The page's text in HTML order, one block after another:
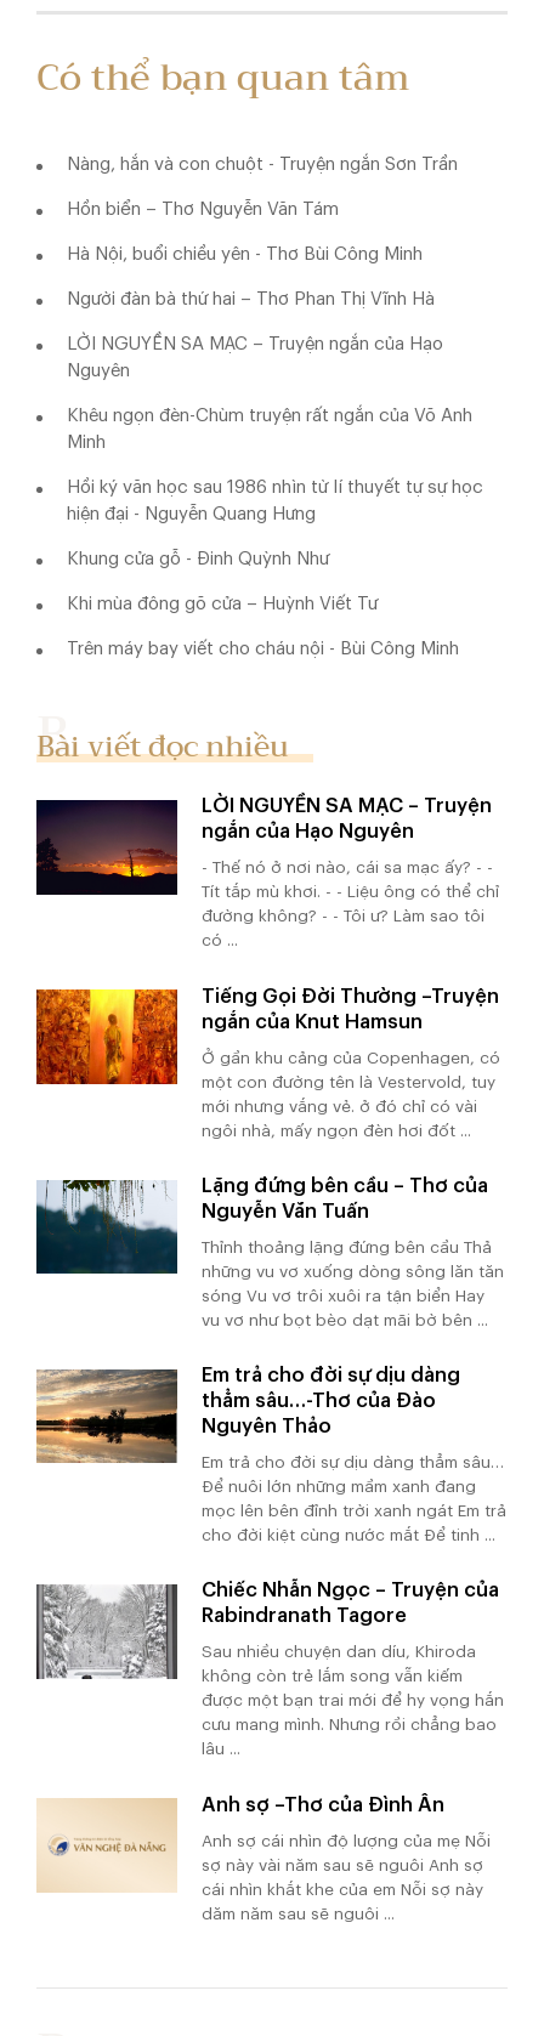
Có thể bạn quan tâm
Nàng, hắn và con chuột - Truyện ngắn Sơn Trần
Hồn biển – Thơ Nguyễn Văn Tám
Hà Nội, buổi chiều yên - Thơ Bùi Công Minh
Người đàn bà thứ hai – Thơ Phan Thị Vĩnh Hà
LỜI NGUYỀN SA MẠC – Truyện ngắn của Hạo
Nguyên
Khêu ngọn đèn-Chùm truyện rất ngắn của Võ Anh
Minh
Hồi ký văn học sau 1986 nhìn từ lí thuyết tự sự học
hiện đại - Nguyễn Quang Hưng
Khung cửa gỗ - Đinh Quỳnh Như
Khi mùa đông gõ cửa – Huỳnh Viết Tư
Trên máy bay viết cho cháu nội - Bùi Công Minh
Bài viết đọc nhiều
LỜI NGUYỀN SA MẠC – Truyện
ngắn của Hạo Nguyên
- Thế nó ở nơi nào, cái sa mạc ấy? - -
Tít tắp mù khơi. - - Liệu ông có thể chỉ
đường không? - - Tôi ư? Làm sao tôi
có ...
Tiếng Gọi Đời Thường –Truyện
ngắn của Knut Hamsun
Ở gần khu cảng của Copenhagen, có
một con đường tên là Vestervold, tuy
mới nhưng vắng vẻ. ở đó chỉ có vài
ngôi nhà, mấy ngọn đèn hơi đốt ...
Lặng đứng bên cầu – Thơ của
Nguyễn Văn Tuấn
Thỉnh thoảng lặng đứng bên cầu Thả
những vu vơ xuống dòng sông lăn tăn
sóng Vu vơ trôi xuôi ra tận biển Hay
vu vơ như bọt bèo dạt mãi bờ bên ...
Em trả cho đời sự dịu dàng
thẳm sâu…-Thơ của Đào
Nguyên Thảo
Em trả cho đời sự dịu dàng thẳm sâu…
Để nuôi lớn những mầm xanh đang
mọc lên bên đỉnh trời xanh ngát Em trả
cho đời kiệt cùng nước mắt Để tinh ...
Chiếc Nhẫn Ngọc – Truyện của
Rabindranath Tagore
Sau nhiều chuyện dan díu, Khiroda
không còn trẻ lắm song vẫn kiếm
được một bạn trai mới để hy vọng hắn
cưu mang mình. Nhưng rồi chẳng bao
lâu ...
Anh sợ –Thơ của Đình Ân
Anh sợ cái nhìn độ lượng của mẹ Nỗi
sợ này vài năm sau sẽ nguôi Anh sợ
cái nhìn khắt khe của em Nỗi sợ này
dăm năm sau sẽ nguôi ...